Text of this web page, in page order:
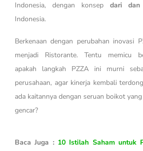
Indonesia, dengan konsep dari
Indonesia.
Berkenaan dengan perubahan inovasi
menjadi Ristorante. Tentu memicu
apakah langkah PZZA ini murni
perusahaan, agar kinerja kembali
ada kaitannya dengan seruan boikot
gencar?
Baca Juga : 10 Istilah Saham untuk